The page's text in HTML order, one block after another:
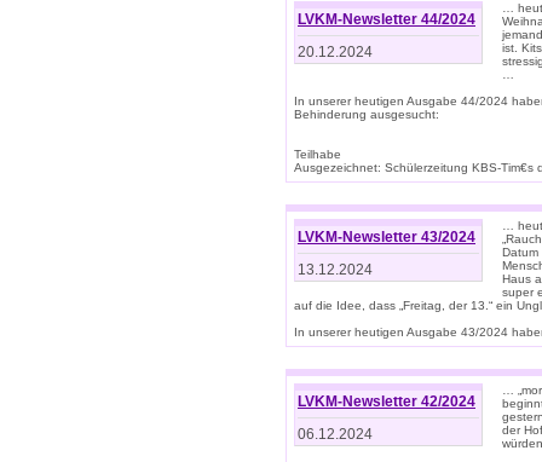
LVKM-Newsletter 44/2024
20.12.2024
…
ist.
In unserer heutigen Ausgabe 44/2024
Behinderung ausgesucht:
Teilhabe
Ausgezeichnet: Schülerzeitung KBS-Tim€s
LVKM-Newsletter 43/2024
13.12.2024
…
Datum
Haus
super
auf die Idee, dass „Freitag, der 13.“ ein
In unserer heutigen Ausgabe 43/2024
LVKM-Newsletter 42/2024
06.12.2024
…
der